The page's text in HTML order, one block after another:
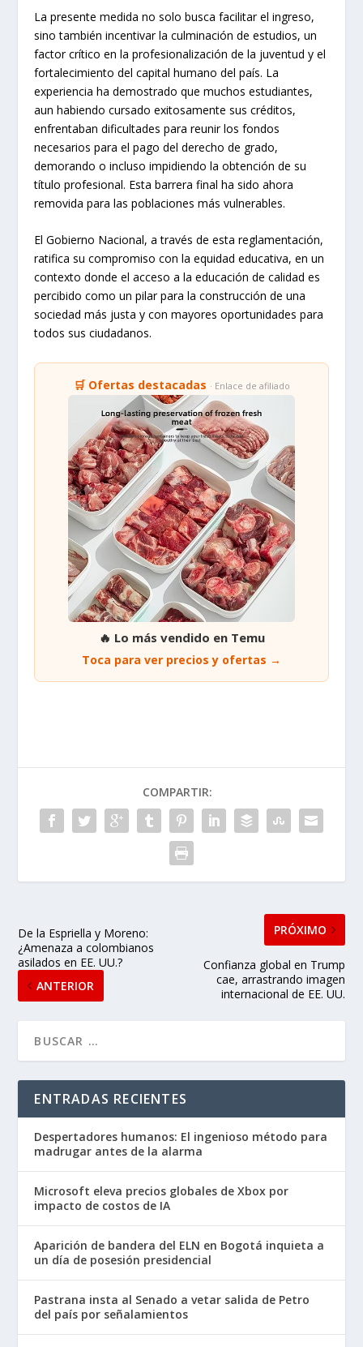
La presente medida no solo busca facilitar el ingreso,
sino también incentivar la culminación de estudios, un
factor crítico en la profesionalización de la juventud y el
fortalecimiento del capital humano del país. La
experiencia ha demostrado que muchos estudiantes,
aun habiendo cursado exitosamente sus créditos,
enfrentaban dificultades para reunir los fondos
necesarios para el pago del derecho de grado,
demorando o incluso impidiendo la obtención de su
título profesional. Esta barrera final ha sido ahora
removida para las poblaciones más vulnerables.
El Gobierno Nacional, a través de esta reglamentación,
ratifica su compromiso con la equidad educativa, en un
contexto donde el acceso a la educación de calidad es
percibido como un pilar para la construcción de una
sociedad más justa y con mayores oportunidades para
todos sus ciudadanos.
🛒 Ofertas destacadas · Enlace de afiliado
🔥 Lo más vendido en Temu
Toca para ver precios y ofertas →
COMPARTIR:
De la Espriella y Moreno:
¿Amenaza a colombianos
asilados en EE. UU.?
ANTERIOR
PRÓXIMO
Confianza global en Trump
cae, arrastrando imagen
internacional de EE. UU.
ENTRADAS RECIENTES
Despertadores humanos: El ingenioso método para
madrugar antes de la alarma
Microsoft eleva precios globales de Xbox por
impacto de costos de IA
Aparición de bandera del ELN en Bogotá inquieta a
un día de posesión presidencial
Pastrana insta al Senado a vetar salida de Petro
del país por señalamientos